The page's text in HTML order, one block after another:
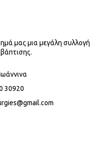
μας μια μεγάλη συλλογή
30920